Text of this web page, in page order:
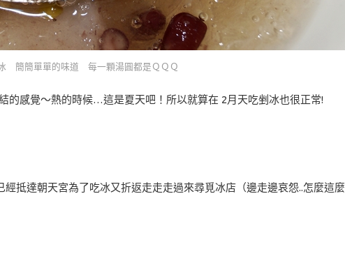
簡簡單單的味道 每一顆湯圓都是ＱＱＱ
的感覺～熱的時候…這是夏天吧！所以就算在 2月天吃剉冰也很正常!
抵達朝天宮為了吃冰又折返走走走過來尋覓冰店（邊走邊哀怨..怎麼這麼